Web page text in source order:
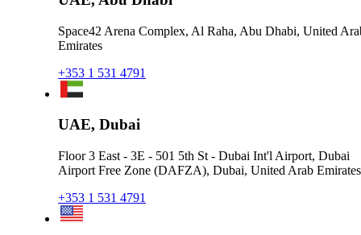
Space42 Arena Complex, Al Raha, Abu Dhabi, United
Emirates
+353 1 531 4791
UAE, Dubai
Floor 3 East - 3E - 501 5th St - Dubai Int'l Airport, Dubai
Airport Free Zone (DAFZA), Dubai, United Arab Emirates
+353 1 531 4791